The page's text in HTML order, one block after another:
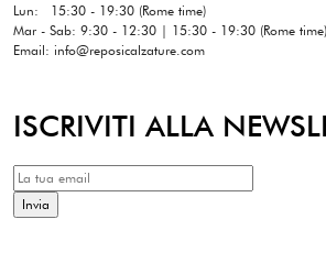
Lun: 15:30 - 19:30 (Rome time)
Mar - Sab: 9:30 - 12:30 | 15:30 - 19:30 (Rome time)
Email: info@reposicalzature.com
ISCRIVITI ALLA